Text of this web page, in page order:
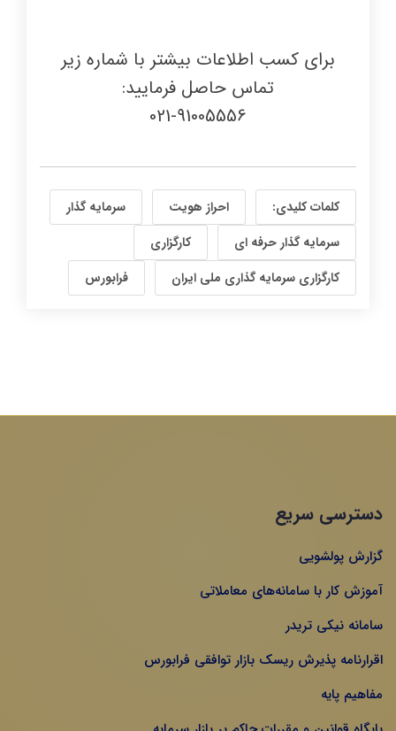
برای کسب اطلاعات بیشتر با شماره زیر
تماس حاصل فرمایید:
021-91005556
کلمات کلیدی: احراز هویت
سرمایه گذار
سرمایه گذار حرفه ای
کارگزاری
کارگزاری سرمایه گذاری ملی ایران
فرابورس
دسترسی سریع
گزارش پولشویی
آموزش کار با سامانه‌های معاملاتی
سامانه نیکی تریدر
اقرارنامه پذیرش ریسک بازار توافقی فرابورس
مفاهیم پایه